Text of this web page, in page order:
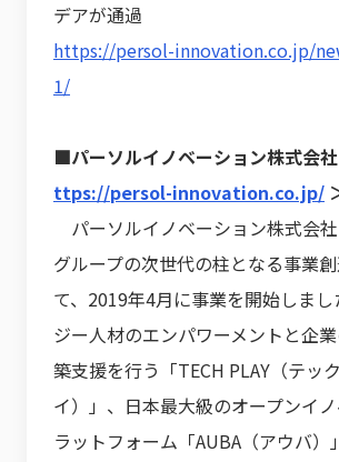
デアが通過
https://persol-innovation.co.jp/
1/
■パーソルイノベーション株式会
ttps://persol-innovation.co.jp/
パーソルイノベーション株式会
グループの次世代の柱となる事業
て、2019年4月に事業を開始しまし
ジー人材のエンパワーメントと企
築支援を行う「TECH PLAY（テッ
イ）」、日本最大級のオープンイ
ラットフォーム「AUBA（アウバ）